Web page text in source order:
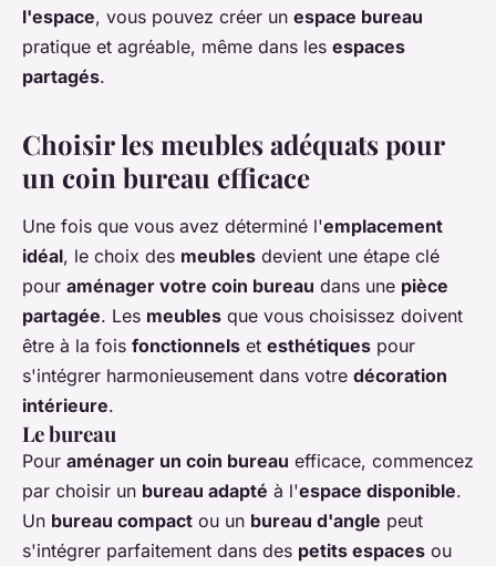
l'espace, vous pouvez créer un espace bureau
pratique et agréable, même dans les espaces
partagés.
Choisir les meubles adéquats pour
un coin bureau efficace
Une fois que vous avez déterminé l'emplacement
idéal, le choix des meubles devient une étape clé
pour aménager votre coin bureau dans une pièce
partagée. Les meubles que vous choisissez doivent
être à la fois fonctionnels et esthétiques pour
s'intégrer harmonieusement dans votre décoration
intérieure.
Le bureau
Pour aménager un coin bureau efficace, commencez
par choisir un bureau adapté à l'espace disponible.
Un bureau compact ou un bureau d'angle peut
s'intégrer parfaitement dans des petits espaces ou